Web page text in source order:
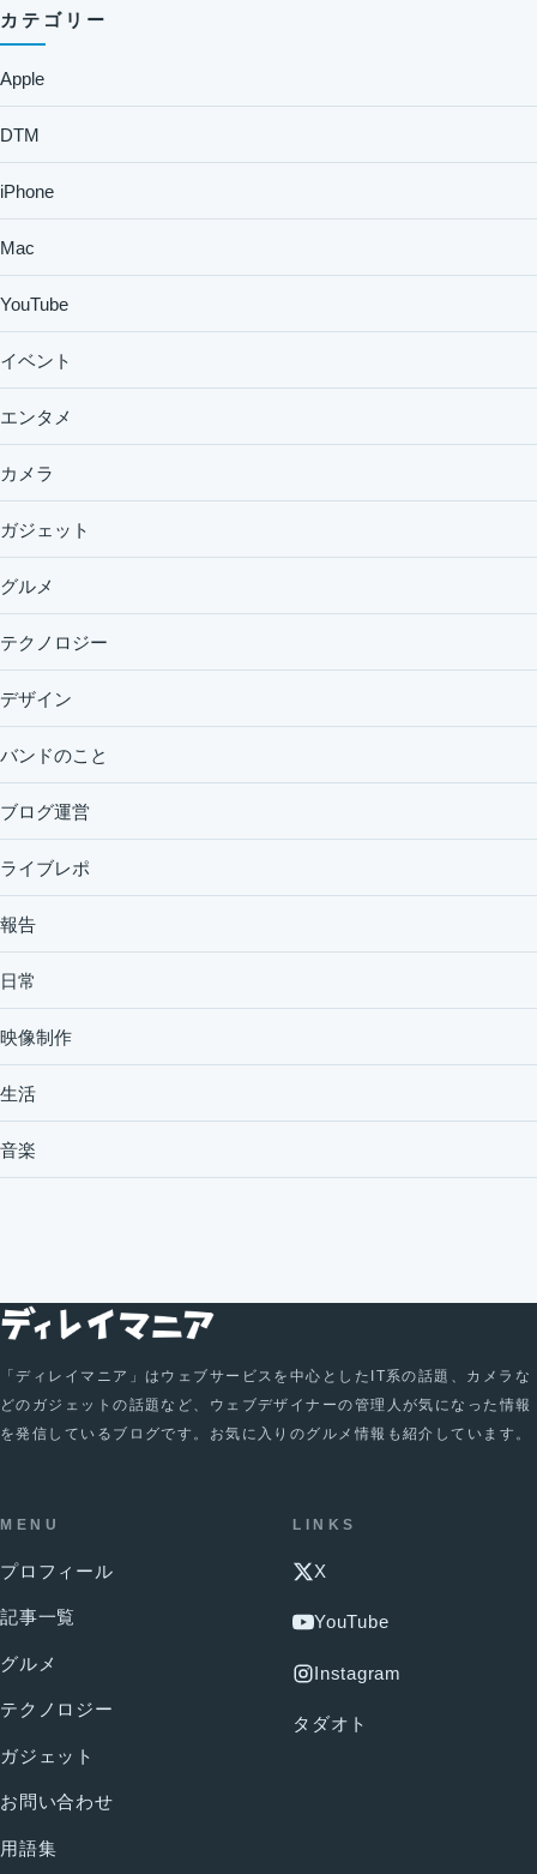
カテゴリー
Apple
DTM
iPhone
Mac
YouTube
イベント
エンタメ
カメラ
ガジェット
グルメ
テクノロジー
デザイン
バンドのこと
ブログ運営
ライブレポ
報告
日常
映像制作
生活
音楽
「ディレイマニア」はウェブサービスを中心としたIT系の話題、カメラな
どのガジェットの話題など、ウェブデザイナーの管理人が気になった情報
を発信しているブログです。お気に入りのグルメ情報も紹介しています。
MENU
プロフィール
記事一覧
グルメ
テクノロジー
ガジェット
お問い合わせ
用語集
LINKS
X
YouTube
Instagram
タダオト